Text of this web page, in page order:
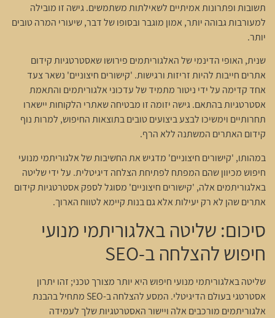
תשובות ופתרונות אמיתיים לשאילתות משתמשים. גישה זו מובילה
למעורבות גבוהה יותר, אמון מוגבר ובסופו של דבר, שיעורי המרה טובים
יותר.
שנית, האופי הדינמי של האלגוריתמים פירושו שאסטרטגיות קידום
אתרים חייבות להיות זריזות ורגישות. 'קישורים חיצוניים' נשאר צעד
אחד קדימה על ידי ניטור מתמיד של עדכוני אלגוריתמים והתאמת
אסטרטגיות בהתאם. גישה יזומה זו מבטיחה שאתרי הלקוחות יישארו
תחרותיים וימשיכו לבצע ביצועים טובים בתוצאות החיפוש, למרות נוף
קידום האתרים המשתנה ללא הרף.
במהותו, 'קישורים חיצוניים' מדגיש את החשיבות של אלגוריתמי מנועי
חיפוש מכיוון שהם המפתח לפתיחת הצלחה דיגיטלית. על ידי שליטה
באלגוריתמים אלה, 'קישורים חיצוניים' מסוגל לספק אסטרטגיות קידום
אתרים שהן לא רק יעילות אלא גם בנות קיימא לטווח הארוך.
סיכום: שליטה באלגוריתמי מנועי
חיפוש להצלחה ב-SEO
שליטה באלגוריתמי מנועי חיפוש היא יותר מצורך טכני; זהו יתרון
אסטרטגי בעולם הדיגיטלי. המסע להצלחה ב-SEO מתחיל בהבנת
אלגוריתמים מורכבים אלה ויישור האסטרטגיות שלך לעמידה